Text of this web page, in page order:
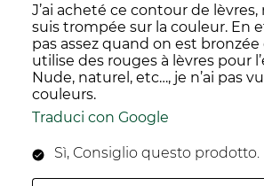
J’ai acheté ce contour de lèvres,
suis trompée sur la couleur. En
pas assez quand on est bronzée
utilise des rouges à lèvres pour
Nude, naturel, etc…, je n’ai pas
couleurs.
Traduci con Google
Sì, Consiglio questo prodotto.